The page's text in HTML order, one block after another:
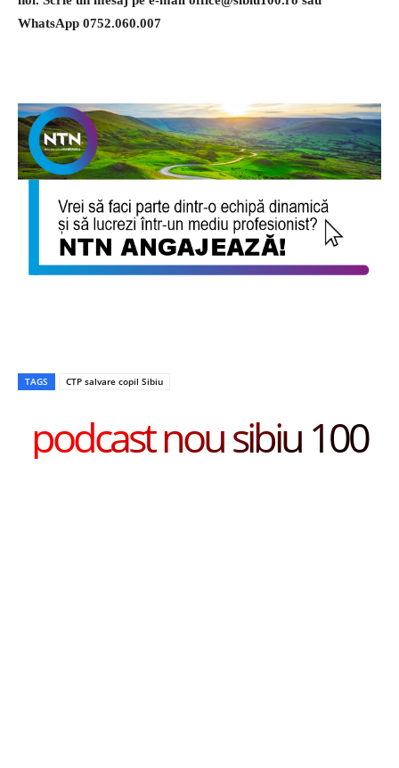
WhatsApp 0752.060.007
TAGS CTP salvare copil Sibiu
podcast nou sibiu 100